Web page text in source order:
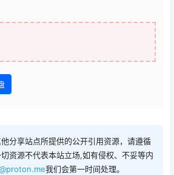
分享站点所提供的公开引用资源，请遵循
资源不代表本站立场,如有侵权、不妥等内
我们会第一时间处理。